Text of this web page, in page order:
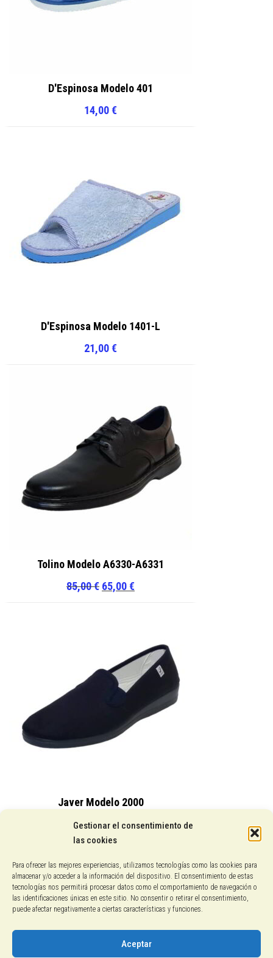
Gestionar el consentimiento de
las cookies
Para ofrecer las mejores experiencias, utilizamos tecnologías como las cookies para
almacenar y/o acceder a la información del dispositivo. El consentimiento de estas
tecnologías nos permitirá procesar datos como el comportamiento de navegación o
las identificaciones únicas en este sitio. No consentir o retirar el consentimiento,
puede afectar negativamente a ciertas características y funciones.
Aceptar
D'Espinosa Modelo 401
14,00€
D'Espinosa Modelo 1401-L
21,00€
Tolino Modelo A6330-A6331
85,00€ El
85,00 €.
65,00€
65,00 €.
Javer Modelo 2000
15,25€
Conocenos
Pagos con PayPal